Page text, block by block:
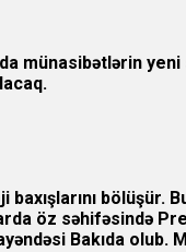
münasibətlərin
bölüşür.
öz səhifəsində
Bakıda